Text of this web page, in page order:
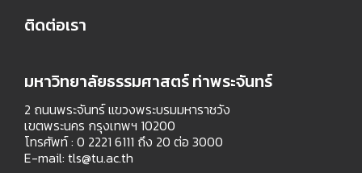
ติดต่อเรา
มหาวิทยาลัยธรรมศาสตร์ ท่าพระจันทร์
2 ถนนพระจันทร์ แขวงพระบรมมหาราชวัง
เขตพระนคร กรุงเทพฯ 10200
โทรศัพท์ : 0 2221 6111 ถึง 20 ต่อ 3000
E-mail: tls@tu.ac.th